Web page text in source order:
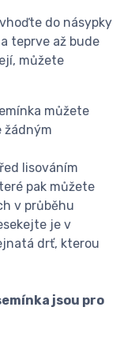
do násypky
teprve až bude
můžete
můžete
žádným
lisováním
pak můžete
v průběhu
je v
drť, kterou
jsou pro